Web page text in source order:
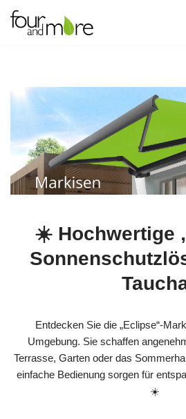
Zum
☀️ Hochwertige
Entdecken Sie die „Eclipse“-
Umgebung. Sie schaffen
Terrasse, Garten oder das
einfache Bedienung sorgen für
☀️